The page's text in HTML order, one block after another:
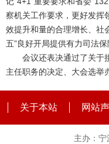
察机关工作要求，更好发挥
效提升和量的合理增长、社
五”良好开局提供有力司法保
会议还表决通过了关于
主任职务的决定、大会选举
关于本站 网站
主办：